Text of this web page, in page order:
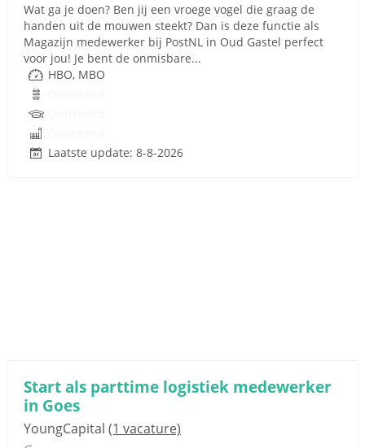
Wat ga je doen? Ben jij een vroege vogel die graag de
handen uit de mouwen steekt? Dan is deze functie als
Magazijn medewerker bij PostNL in Oud Gastel perfect
voor jou! Je bent de onmisbare...
HBO, MBO
Laatste update: 8-8-2026
Start als parttime logistiek medewerker
in Goes
YoungCapital (1 vacature)